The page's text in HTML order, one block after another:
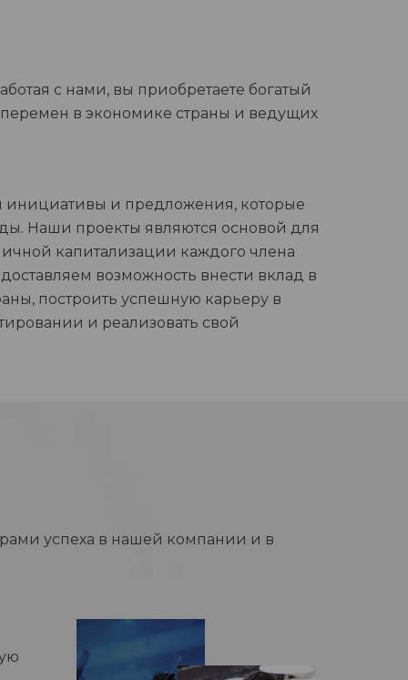
с нами, вы приобретаете богатый
в экономике страны и ведущих
инициативы и предложения, которые
Наши проекты являются основой для
капитализации каждого члена
возможность внести вклад в
построить успешную карьеру в
и реализовать свой
успеха в нашей компании и в